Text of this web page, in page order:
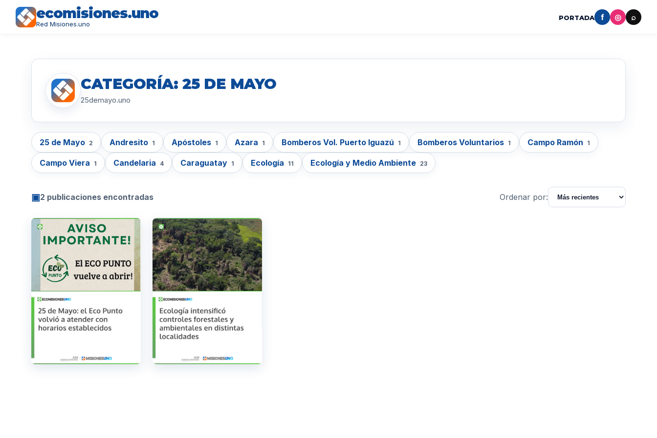
ecomisiones.uno
Red Misiones.uno
PORTADA f ◎ ⌕
CATEGORÍA: 25 DE MAYO
25demayo.uno
25 de Mayo 2 Andresito 1 Apóstoles 1 Azara 1 Bomberos Vol. Puerto Iguazú 1 Bomberos Voluntarios 1 Campo Ramón 1
Campo Viera 1 Candelaria 4 Caraguatay 1 Ecología 11 Ecología y Medio Ambiente 23
▣2 publicaciones encontradas Ordenar por: